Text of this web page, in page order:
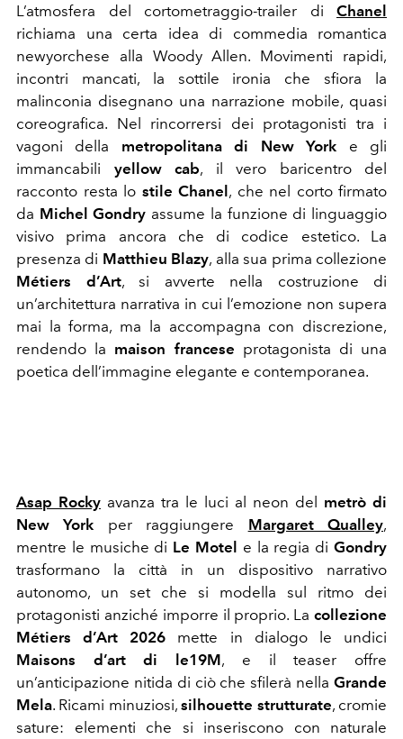
L’atmosfera del cortometraggio-trailer di Chanel
richiama una certa idea di commedia romantica
newyorchese alla Woody Allen. Movimenti rapidi,
incontri mancati, la sottile ironia che sfiora la
malinconia disegnano una narrazione mobile, quasi
coreografica. Nel rincorrersi dei protagonisti tra i
vagoni della metropolitana di New York e gli
immancabili yellow cab, il vero baricentro del
racconto resta lo stile Chanel, che nel corto firmato
da Michel Gondry assume la funzione di linguaggio
visivo prima ancora che di codice estetico. La
presenza di Matthieu Blazy, alla sua prima collezione
Métiers d’Art, si avverte nella costruzione di
un’architettura narrativa in cui l’emozione non supera
mai la forma, ma la accompagna con discrezione,
rendendo la maison francese protagonista di una
poetica dell’immagine elegante e contemporanea.
Asap Rocky avanza tra le luci al neon del metrò di
New York per raggiungere Margaret Qualley,
mentre le musiche di Le Motel e la regia di Gondry
trasformano la città in un dispositivo narrativo
autonomo, un set che si modella sul ritmo dei
protagonisti anziché imporre il proprio. La collezione
Métiers d’Art 2026 mette in dialogo le undici
Maisons d’art di le19M, e il teaser offre
un’anticipazione nitida di ciò che sfilerà nella Grande
Mela. Ricami minuziosi,silhouette strutturate, cromie
sature: elementi che si inseriscono con naturale